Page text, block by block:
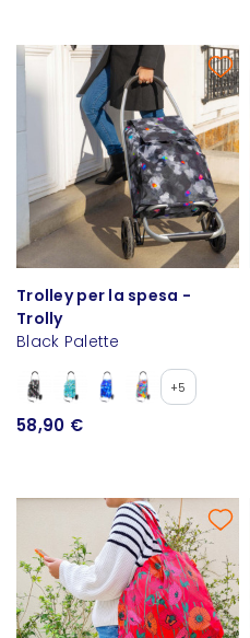
Trolley per la spesa -
Trolly
Black Palette
+5
58,90 €